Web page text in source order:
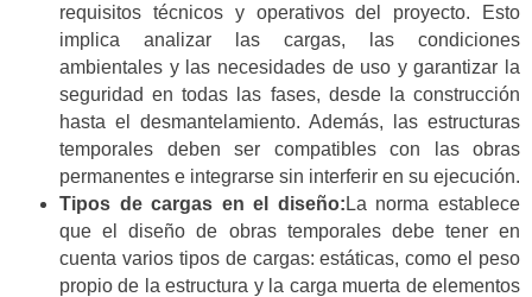
requisitos técnicos y operativos del proyecto. Esto
implica analizar las cargas, las condiciones
ambientales y las necesidades de uso y garantizar la
seguridad en todas las fases, desde la construcción
hasta el desmantelamiento. Además, las estructuras
temporales deben ser compatibles con las obras
permanentes e integrarse sin interferir en su ejecución.
Tipos de cargas en el diseño: La norma establece
que el diseño de obras temporales debe tener en
cuenta varios tipos de cargas: estáticas, como el peso
propio de la estructura y la carga muerta de elementos